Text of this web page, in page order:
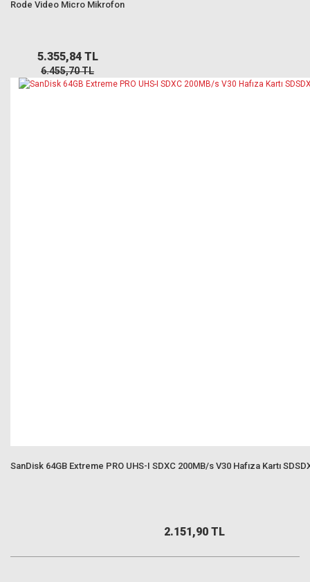
Rode Video Micro Mikrofon
5.355,84 TL
6.455,70 TL
SanDisk 64GB Extreme PRO UHS-I SDXC 200MB/s V30 Hafıza Kartı
2.151,90 TL